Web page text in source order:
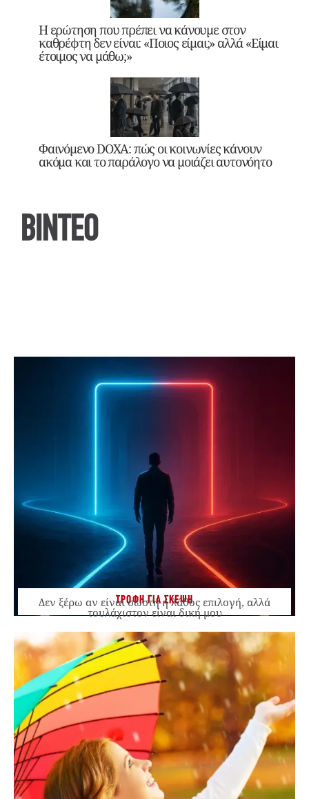
Η ερώτηση που πρέπει να κάνουμε στον
καθρέφτη δεν είναι: «Ποιος είμαι;» αλλά «Είμαι
έτοιμος να μάθω;»
Φαινόμενο DOXA: πώς οι κοινωνίες κάνουν
ακόμα και το παράλογο να μοιάζει αυτονόητο
ΒΙΝΤΕΟ
ΤΡΟΦΗ ΓΙΑ ΣΚΕΨΗ
Δεν ξέρω αν είναι σωστή ή λάθος επιλογή, αλλά
τουλάχιστον είναι δική μου